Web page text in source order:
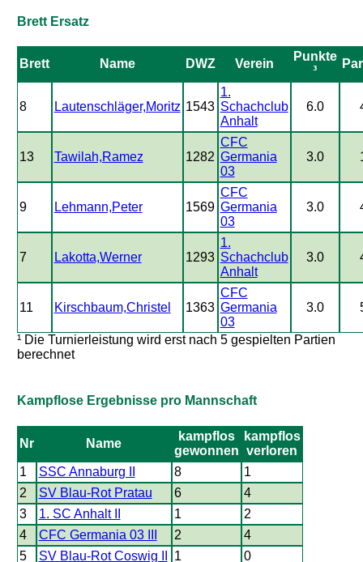
Brett Ersatz
Brett Name DWZ Verein
Punkte
³
8 Lautenschläger,Moritz 1543
1.
Schachclub
Anhalt
6.0
13 Tawilah,Ramez 1282
CFC
Germania
03
3.0
9 Lehmann,Peter 1569
CFC
Germania
03
3.0
7 Lakotta,Werner 1293
1.
Schachclub
Anhalt
3.0
11 Kirschbaum,Christel 1363
CFC
Germania
03
3.0
¹ Die Turnierleistung wird erst nach 5 gespielten Partien
berechnet
Kampflose Ergebnisse pro Mannschaft
Nr Name
kampflos
gewonnen
kampflos
verloren
1
SSC Annaburg II 8
1
2
SV Blau-Rot Pratau 6
4
3
1. SC Anhalt II 1
2
4
CFC Germania 03 III 2
4
5
SV Blau-Rot Coswig II 1
0